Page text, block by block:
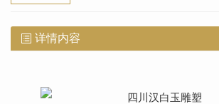
详情内容